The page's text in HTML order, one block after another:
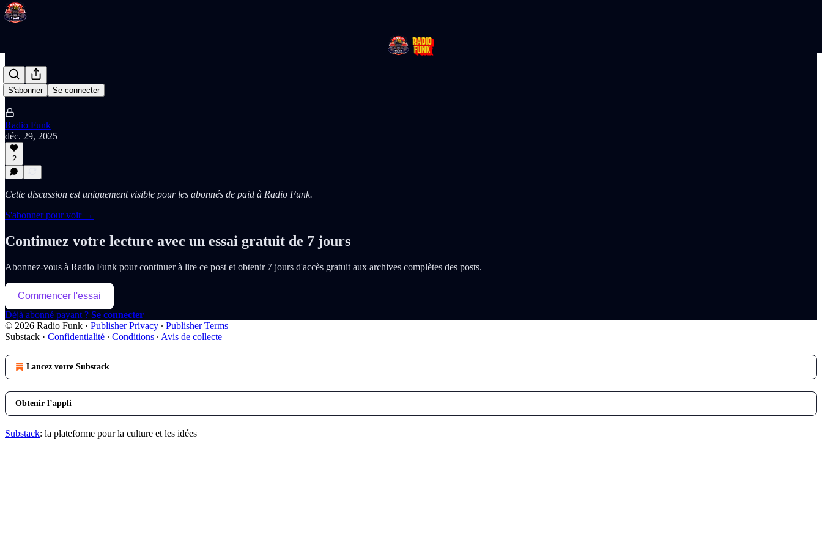
S'abonner Se connecter
…
Radio Funk
déc. 29, 2025
2
Cette discussion est uniquement visible pour les abonnés de paid à Radio Funk.
S'abonner pour voir →
Continuez votre lecture avec un essai gratuit de 7 jours
Abonnez-vous à Radio Funk pour continuer à lire ce post et obtenir 7 jours d'accès gratuit aux archives complètes des posts.
Commencer l'essai
Déjà abonné payant ? Se connecter
© 2026 Radio Funk · Publisher Privacy ∙ Publisher Terms
Substack · Confidentialité ∙ Conditions ∙ Avis de collecte
Lancez votre Substack
Obtenir l’appli
Substack: la plateforme pour la culture et les idées